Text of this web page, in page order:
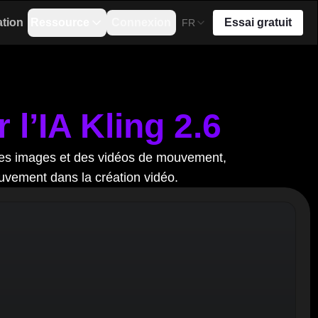
FR Essai gratuit
Kling 2.6
images et des vidéos de mouvement,
dans la création vidéo.